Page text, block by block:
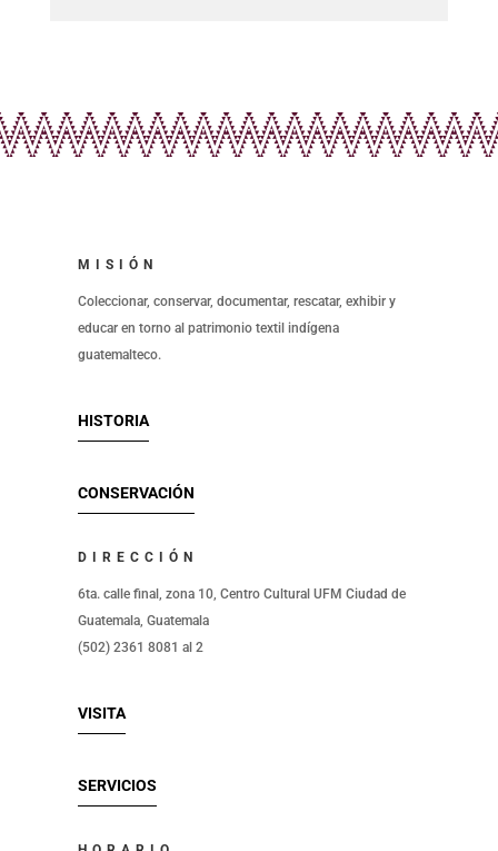
MISIÓN
Coleccionar, conservar, documentar, rescatar, exhibir y
educar en torno al patrimonio textil indígena
guatemalteco.
HISTORIA
CONSERVACIÓN
DIRECCIÓN
6ta. calle final, zona 10, Centro Cultural UFM Ciudad de
Guatemala, Guatemala
(502) 2361 8081 al 2
VISITA
SERVICIOS